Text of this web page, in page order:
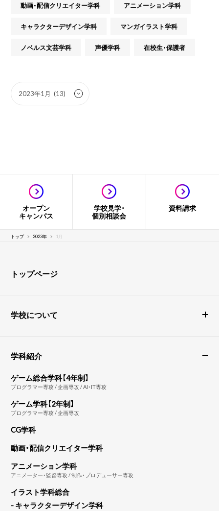
動画・配信クリエイター学科 アニメーション学科
キャラクターデザイン学科 マンガイラスト学科
ノベルス文芸学科 声優学科 在校生・保護者
オープン
キャンパス
学校見学・
個別相談会
資料請求
トップ 2023年 1月
トップページ
学校について
学科紹介
ゲーム総合学科【4年制】
プログラマー専攻 / 企画専攻 / AI・IT専攻
ゲーム学科【2年制】
プログラマー専攻 / 企画専攻
CG学科
動画・配信クリエイター学科
アニメーション学科
アニメーター・監督専攻 / 制作・プロデューサー専攻
イラスト学科総合
- キャラクターデザイン学科